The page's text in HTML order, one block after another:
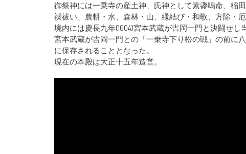
御祭神には一乗寺の産土神、氏神として素盞嗚命、稲
禊祓い、農耕・水、森林・山、縁結び・和歌、方除・
境内には慶長九年(1604)宮本武蔵が吉岡一門と決闘せし
宮本武蔵が吉岡一門との「一乗寺下り松の戦」の前に
に保存されることとなった。
現在の本殿は大正十五年造営。